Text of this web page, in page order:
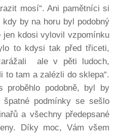
mosí“. Ani pamětníci si
by na horu byl podobný
jen kdosi vylovil vzpomínku
to kdysi tak před třiceti,
ale v pěti ludoch,
tam a zalézli do sklepa“.
podobně, byl by
podmínky se sešlo
a všechny předepsané
Díky moc, Vám všem